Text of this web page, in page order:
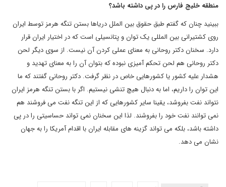
منطقه خلیج فارس را در پی داشته باشد؟
ببینید چنان که گفتم طبق حقوق بین الملل دریاها بستن تنگه هرمز توسط ایران
روی کشتیرانی بین المللی یک توان و پتانسیلی است که در اختیار ایران قرار
دارد. سخنان دکتر روحانی به معنای عملی کردن آن نیست. از سوی دیگر لحن
دکتر روحانی هم لحن تحکم آمیزی نبوده که بتوان آن را به معنای تهدید و
هشدار علیه کشور یا کشورهایی خاص در نظر گرفت. دکتر روحانی گفتند که ما
این توان را داریم، اما به دنبال هیچ تنشی نیستیم. اگر با بستن تنگه هرمز ایران
نتواند نفت بفروشد، یقینا سایر کشورهایی که از این تنگه نفت می فروشند هم
نمی توانند نفت خود را بفروشند. لذا این سخنان نمی تواند حساسیتی را در پی
داشته باشد، بلکه می تواند گزینه های مقابله ایران با اقدام آمریکا را به جهان
نشان می دهد.